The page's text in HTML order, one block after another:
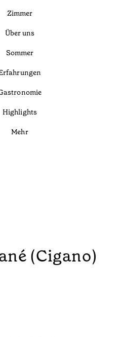
Zimmer
Über uns
Sommer
Highlights
Mehr
(Cigano)